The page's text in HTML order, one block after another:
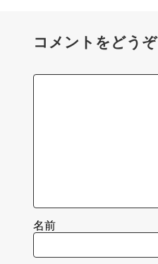
コメントをどうぞ
名前